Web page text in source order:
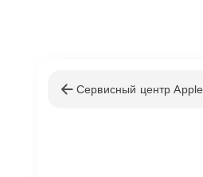
Сервисный центр Apple